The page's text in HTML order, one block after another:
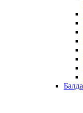
Балда